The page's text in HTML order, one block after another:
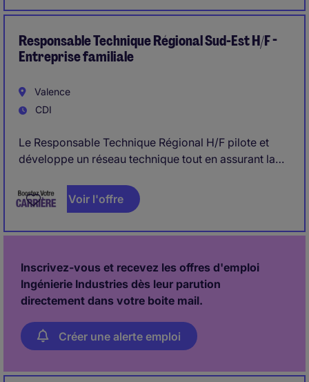
Responsable Technique Régional Sud-Est H/F -
Entreprise familiale
Valence
CDI
Le Responsable Technique Régional H/F pilote et
développe un réseau technique tout en assurant la
poste allie expertise terrain, animation de réseau et
amélioration continue de la qualité de service. Le
69, 38, 42.
Voir l'offre
Inscrivez-vous et recevez les offres d'emploi
Ingénierie Industries dès leur parution
directement dans votre boite mail.
Créer une alerte emploi